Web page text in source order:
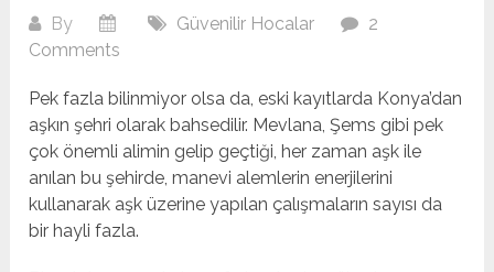
By Güvenilir Hocalar
2
Comments
Pek fazla bilinmiyor olsa da, eski kayıtlarda Konya’dan
aşkın şehri olarak bahsedilir. Mevlana, Şems gibi pek
çok önemli alimin gelip geçtiği, her zaman aşk ile
anılan bu şehirde, manevi alemlerin enerjilerini
kullanarak aşk üzerine yapılan çalışmaların sayısı da
bir hayli fazla.